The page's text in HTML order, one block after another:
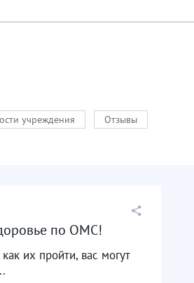
учреждения
Отзывы
по ОМС!
их пройти, вас могут